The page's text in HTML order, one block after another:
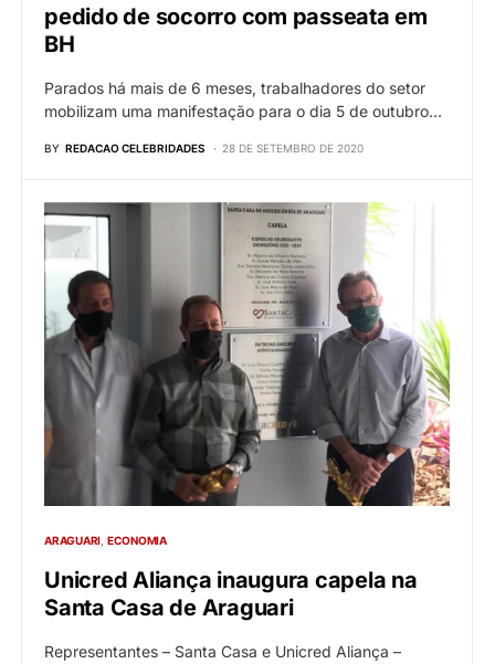
pedido de socorro com passeata em
BH
Parados há mais de 6 meses, trabalhadores do setor
mobilizam uma manifestação para o dia 5 de outubro…
BY REDACAO CELEBRIDADES 28 DE SETEMBRO DE 2020
ARAGUARI ECONOMIA
Unicred Aliança inaugura capela na
Santa Casa de Araguari
Representantes – Santa Casa e Unicred Aliança –